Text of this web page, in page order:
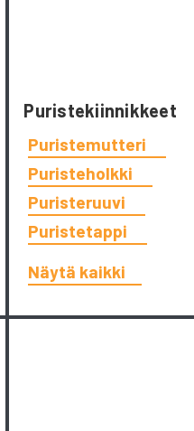
Puristekiinnikkeet
Puristemutteri
Puristeholkki
Puristeruuvi
Puristetappi
Näytä kaikki